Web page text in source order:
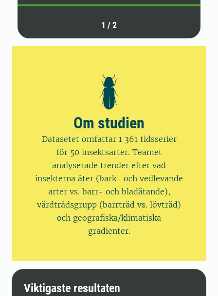
1 /2
Om studien
Datasetet omfattar 1 361 tidsserier
för 50 insektsarter. Teamet
analyserade trender efter vad
insekterna äter (bark- och vedlevande
arter vs. barr- och bladätande),
värdträdsgrupp (barrträd vs. lövträd)
och geografiska/klimatiska
gradienter.
Viktigaste resultaten